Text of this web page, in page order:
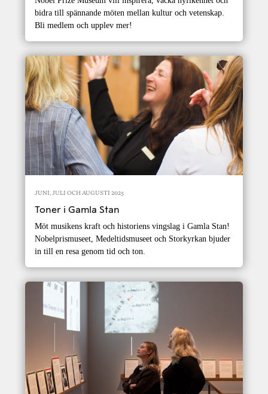
bidra till spännande möten mellan kultur och vetenskap.
Bli medlem och upplev mer!
JUNI, JULI OCH AUGUSTI 2025
Toner i Gamla Stan
Möt musikens kraft och historiens vingslag i Gamla Stan!
Nobelprismuseet, Medeltidsmuseet och Storkyrkan bjuder
in till en resa genom tid och ton.